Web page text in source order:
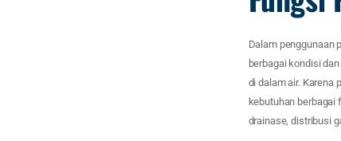
Dalam penggunaan
berbagai kondisi
di dalam air. Karena
kebutuhan
drainase, distribusi